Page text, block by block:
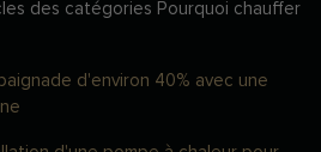
des catégories Pourquoi chauffer
d'environ 40% avec une